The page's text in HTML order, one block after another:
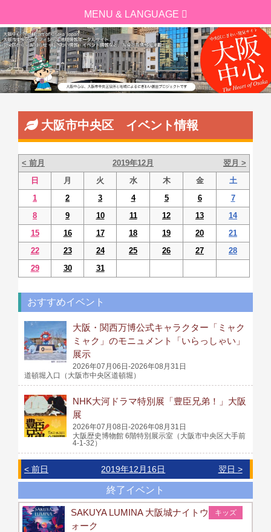
大阪市中央区 イベント情報
< 前月 2019年12月
翌月 >
日
月 火 水 木 金
土
1
2 3 4 5 6
7
8
9 10 11 12 13
14
15
16 17 18 19 20
21
22
23 24 25 26 27
28
29
30 31
おすすめイベント
大阪・関西万博公式キャラクター「ミャク
ミャク」のモニュメント「いらっしゃい」
展示
2026年07月06日-2026年08月31日
道頓堀入口（大阪市中央区道頓堀）
NHK大河ドラマ特別展「豊臣兄弟！」大阪
展
2026年07月08日-2026年08月31日
大阪歴史博物館 6階特別展示室（大阪市中央区大手前
4-1-32）
< 前日 2019年12月16日 翌日 >
終了イベント
キッズ
SAKUYA LUMINA 大阪城ナイトウ
ォーク